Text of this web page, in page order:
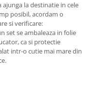
la destinatie in cele
posibil, acordam o
si verificare:
set se ambaleaza in folie
ca si protectie
intr-o cutie mai mare din